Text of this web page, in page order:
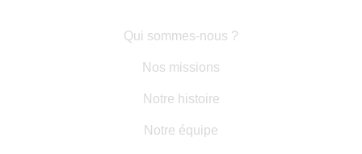
Qui sommes-nous ?
Nos missions
Notre histoire
Notre équipe